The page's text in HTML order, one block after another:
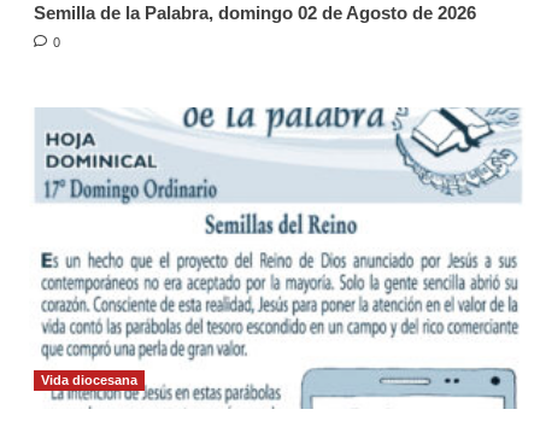
Semilla de la Palabra, domingo 02 de Agosto de 2026
0
Vida diocesana